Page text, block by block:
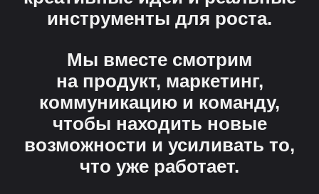
инструменты для роста.
Мы вместе смотрим
на продукт, маркетинг,
коммуникацию и команду,
чтобы находить новые
возможности и усиливать то,
что уже работает.